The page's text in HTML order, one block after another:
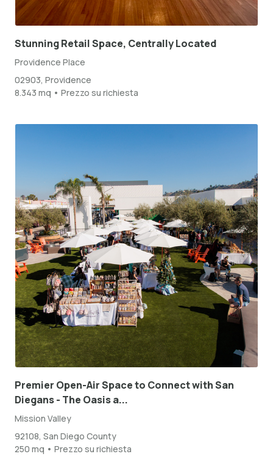
Stunning Retail Space, Centrally Located
Providence Place
02903, Providence
8.343 mq • Prezzo su richiesta
Premier Open-Air Space to Connect with San
Diegans - The Oasis a...
Mission Valley
92108, San Diego County
250 mq • Prezzo su richiesta